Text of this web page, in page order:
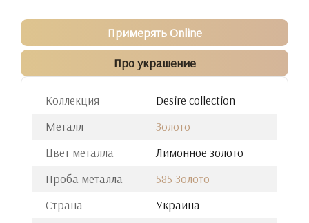
Примерять Online
Про украшение
Коллекция
Desire collection
Металл
Золото
Цвет металла
Лимонное золото
Проба металла
585 Золото
Страна
Украина